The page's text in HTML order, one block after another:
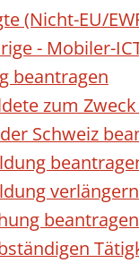
(Nicht-EU/
- Mobiler-
beantragen
zum
Schweiz
verlängern
beantragen